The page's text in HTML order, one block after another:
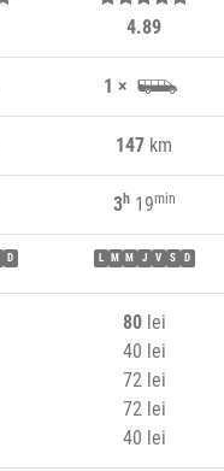
4.89
1 ×
147 km
3h19min
D M M J V S D
80lei
40 lei
72 lei
72 lei
40 lei